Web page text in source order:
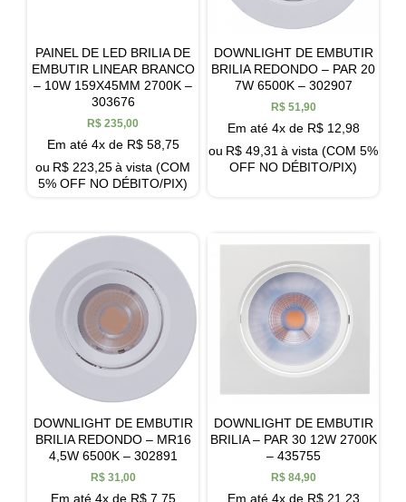
PAINEL DE LED BRILIA DE
EMBUTIR LINEAR BRANCO
– 10W 159X45MM 2700K –
303676
R$ 235,00
Em até 4x de R$58,75
ou R$ 223,25à vista (COM
5% OFF NO DÉBITO/PIX)
DOWNLIGHT DE EMBUTIR
BRILIA REDONDO – PAR 20
7W 6500K – 302907
R$51,90
Em até 4x de R$12,98
ou R$ 49,31 à vista (COM 5%
OFF NO DÉBITO/PIX)
DOWNLIGHT DE EMBUTIR
BRILIA REDONDO – MR16
4,5W 6500K – 302891
R$31,00
Em até 4x de R$7,75
DOWNLIGHT DE EMBUTIR
BRILIA – PAR 30 12W 2700K
– 435755
R$84,90
Em até 4x de R$21,23